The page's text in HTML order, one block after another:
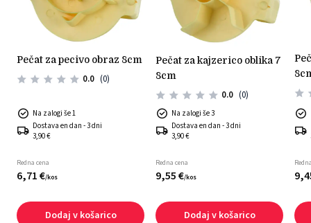
pečat za pecivo obraz 8cm
0.0 (0)
Na zalogi še 1
Dostava en dan - 3 dni
3,90 €
Redna cena
6,71€/kos
Dodaj v košarico
pečat za kajzerico oblika 7
8cm
0.0 (0)
Na zalogi še 3
Dostava en dan - 3 dni
3,90 €
Redna cena
9,55€/kos
Dodaj v košarico
pečat za pecivo spirala
9,